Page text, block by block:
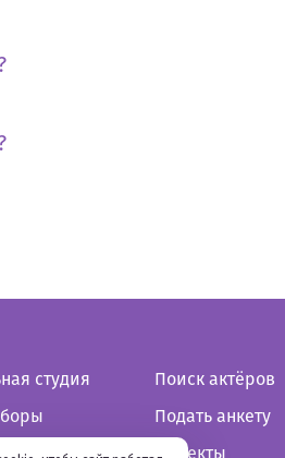
студия
Поиск актёров
Подать анкету
Проекты